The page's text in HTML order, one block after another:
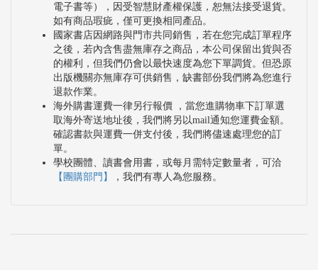
電子書等），因受智慧財產權保護，恕無法接受退貨。
如有商品瑕疵，僅可更換相同產品。
國家書店因網路與門市共同銷售，若在您完成訂單程序
之後，若內含售盡無庫存之商品，本公司保留出貨與否
的權利，但我們仍會以最快速度為您下單調貨。但恐原
出版機關亦無庫存可供銷售，缺書部份我們將為您進行
退款作業。
海外購書運費一律另行報價 ，當您進購物車下訂單選
取海外寄送地址後，我們將另以mail通知您運費金額。
確認書款與運費一併支付後，我們將儘速處理您的訂
單。
學校團體、讀書會用書，或每月需特定數量者，可洽
【團購部門】
，我們有專人為您服務。